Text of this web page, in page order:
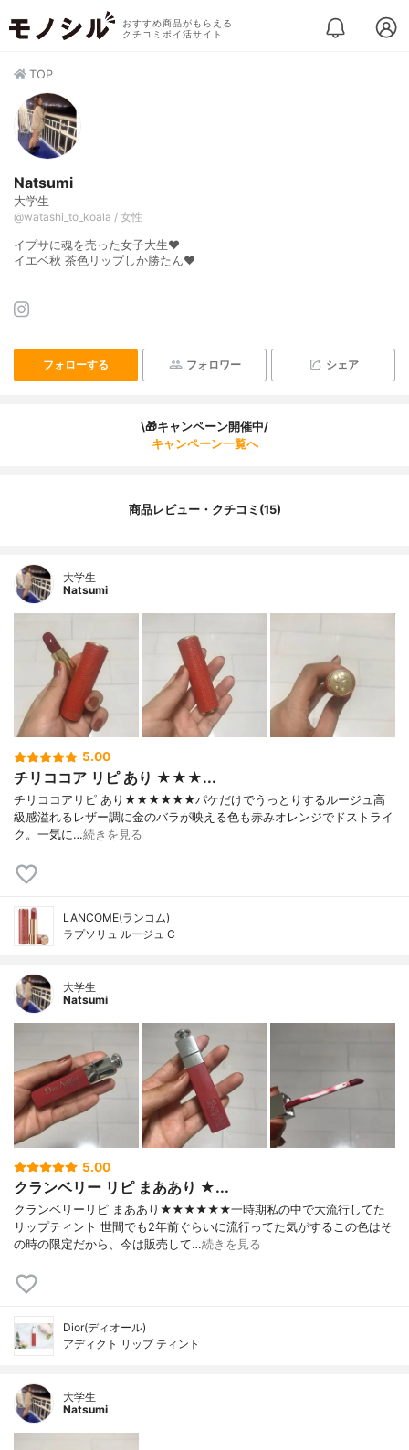
おすすめ商品がもらえる
クチコミポイ活サイト
TOP
Natsumi
大学生
@watashi_to_koala / 女性
イプサに魂を売った女子大生❤︎
イエベ秋 茶色リップしか勝たん❤︎
フォローする フォロワー シェア
\🎁キャンペーン開催中/
キャンペーン一覧へ
商品レビュー・クチコミ(15)
大学生
Natsumi
5.00
チリココア リピ あり ★★★...
チリココアリピ あり★★★★★★パケだけでうっとりするルージュ高
級感溢れるレザー調に金のバラが映える色も赤みオレンジでドストライ
ク。一気に…続きを見る
LANCOME(ランコム)
ラプソリュ ルージュ C
大学生
Natsumi
5.00
クランベリー リピ まああり ★...
クランベリーリピ まああり★★★★★★一時期私の中で大流行してた
リップティント 世間でも2年前ぐらいに流行ってた気がするこの色はそ
の時の限定だから、今は販売して…続きを見る
Dior(ディオール)
アディクト リップ ティント
大学生
Natsumi